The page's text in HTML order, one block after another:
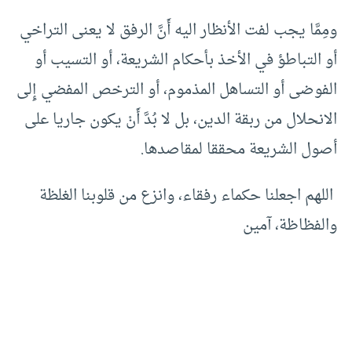
ومِمَّا يجب لفت الأنظار اليه أَنَّ الرفق لا يعنى التراخي
أو التباطؤ في الأخذ بأحكام الشريعة، أو التسيب أو
الفوضى أو التساهل المذموم، أو الترخص المفضي إِلى
الانحلال من ربقة الدين، بل لا بُدَّ أَنْ يكون جاريا على
أصول الشريعة محققا لمقاصدها.
اللهم اجعلنا حكماء رفقاء، وانزع من قلوبنا الغلظة
والفظاظة، آمين